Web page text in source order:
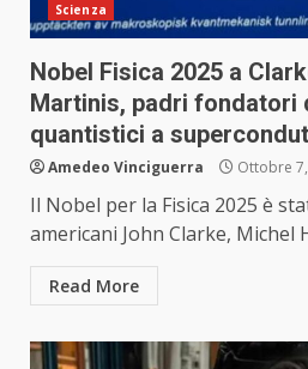
Scienza
Nobel Fisica 2025 a
Martinis, padri fondatori
quantistici a
Amedeo Vinciguerra Ottobre
Il Nobel per la Fisica 2025 è
americani John Clarke, Michel
Read More